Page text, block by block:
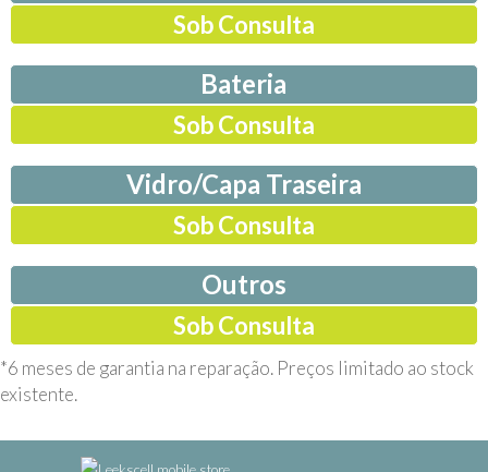
Sob Consulta
Bateria
Sob Consulta
Vidro/Capa Traseira
Sob Consulta
Outros
Sob Consulta
*6 meses de garantia na reparação. Preços limitado ao stock
existente.